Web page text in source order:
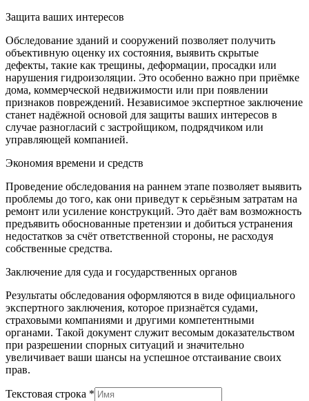
Защита ваших интересов
Обследование зданий и сооружений позволяет получить
объективную оценку их состояния, выявить скрытые
дефекты, такие как трещины, деформации, просадки или
нарушения гидроизоляции. Это особенно важно при приёмке
дома, коммерческой недвижимости или при появлении
признаков повреждений. Независимое экспертное заключение
станет надёжной основой для защиты ваших интересов в
случае разногласий с застройщиком, подрядчиком или
управляющей компанией.
Экономия времени и средств
Проведение обследования на раннем этапе позволяет выявить
проблемы до того, как они приведут к серьёзным затратам на
ремонт или усиление конструкций. Это даёт вам возможность
предъявить обоснованные претензии и добиться устранения
недостатков за счёт ответственной стороны, не расходуя
собственные средства.
Заключение для суда и государственных органов
Результаты обследования оформляются в виде официального
экспертного заключения, которое признаётся судами,
страховыми компаниями и другими компетентными
органами. Такой документ служит весомым доказательством
при разрешении спорных ситуаций и значительно
увеличивает ваши шансы на успешное отстаивание своих
прав.
Текстовая строка *